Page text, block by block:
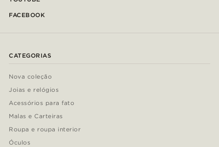
FACEBOOK
CATEGORIAS
Nova coleção
Joias e relógios
Acessórios para fato
Malas e Carteiras
Roupa e roupa interior
Óculos